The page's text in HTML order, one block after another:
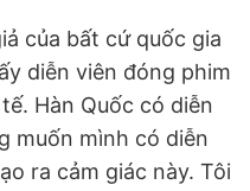
của bất cứ quốc gia
diễn viên đóng phim
Hàn Quốc có diễn
muốn mình có diễn
ra cảm giác này. Tôi